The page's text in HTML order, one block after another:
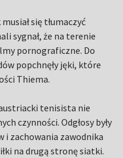
się tłumaczyć
sygnał, że na terenie
pornograficzne. Do
popchnęły jęki, które
Thiema.
tenisista nie
czynności. Odgłosy były
zachowania zawodnika
na drugą stronę siatki.